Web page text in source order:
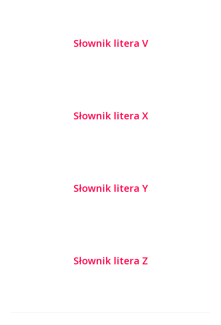
Słownik litera V
Słownik litera X
Słownik litera Y
Słownik litera Z